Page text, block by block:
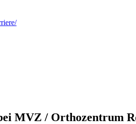
MVZ / Orthozentrum